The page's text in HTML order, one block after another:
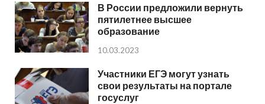
В России предложили вернуть
пятилетнее высшее
образование
10.03.2023
Участники ЕГЭ могут узнать
свои результаты на портале
госуслуг